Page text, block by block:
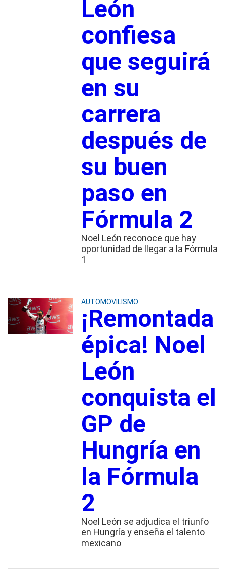
León
confiesa
que seguirá
en su
carrera
después de
su buen
paso en
Fórmula 2
Noel León reconoce que hay
oportunidad de llegar a la Fórmula
1
AUTOMOVILISMO
¡Remontada
épica! Noel
León
conquista el
GP de
Hungría en
la Fórmula
2
Noel León se adjudica el triunfo
en Hungría y enseña el talento
mexicano